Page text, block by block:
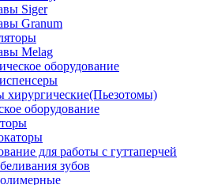
Siger
Granum
Melag
оборудование
хирургические(Пьезотомы)
оборудование
для работы с гуттаперчей
зубов